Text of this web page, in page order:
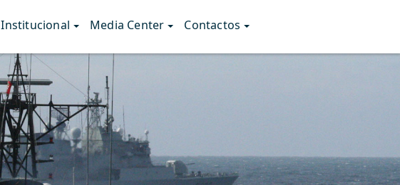
Institucional Media Center Contactos